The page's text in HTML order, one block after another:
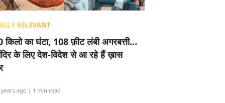
RELEVANT
किलो का घंटा, 108 फ़ीट लंबी अगरबत्ती…
के लिए देश-विदेश से आ रहे हैं ख़ास
ago | 1 min read